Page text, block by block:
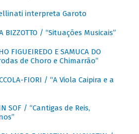
interpreta Garoto
BIZZOTTO / “Situações Musicais”
FIGUEIREDO E SAMUCA DO
de Choro e Chimarrão”
FIORI / “A Viola Caipira e a
SOF / “Cantigas de Reis,